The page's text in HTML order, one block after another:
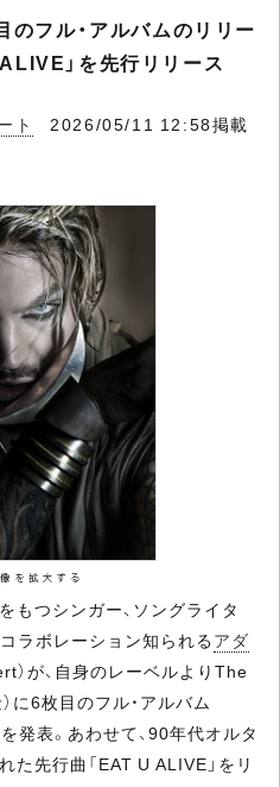
のフル・アルバムのリリー
」を先行リリース
ト 2026/05/11 12:58掲載
つシンガー、ソングライタ
ラボレーション知られるアダ
）が、自身のレーベルよりThe
に6枚目のフル・アルバム
発表。あわせて、90年代オルタ
先行曲「EAT U ALIVE」をリ